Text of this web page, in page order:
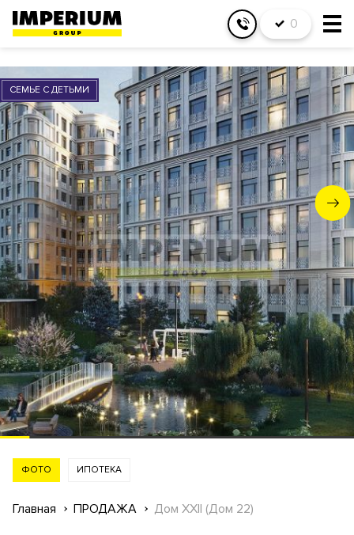
0
СЕМЬЕ С ДЕТЬМИ
ФОТО ИПОТЕКА
Главная ПРОДАЖА Дом XXII (Дом 22)